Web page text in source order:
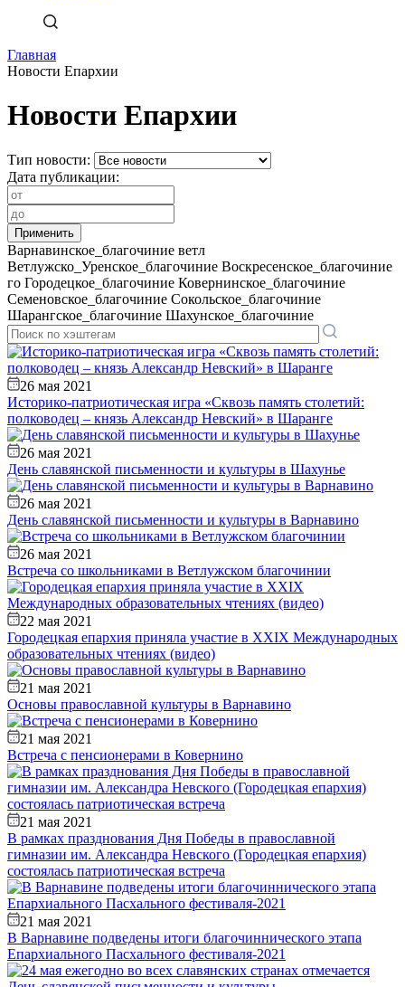
Главная
Новости Епархии
Новости Епархии
Тип новости:
Дата публикации:
Варнавинское_благочиние ветл
Ветлужско_Уренское_благочиние Воскресенское_благочиние
го Городецкое_благочиние Ковернинское_благочиние
Семеновское_благочиние Сокольское_благочиние
Шарангское_благочиние Шахунское_благочиние
26 мая 2021
Историко-патриотическая игра «Сквозь память столетий:
полководец – князь Александр Невский» в Шаранге
26 мая 2021
День славянской письменности и культуры в Шахунье
26 мая 2021
День славянской письменности и культуры в Варнавино
26 мая 2021
Встреча со школьниками в Ветлужском благочинии
22 мая 2021
Городецкая епархия приняла участие в XXIX Международных
образовательных чтениях (видео)
21 мая 2021
Основы православной культуры в Варнавино
21 мая 2021
Встреча с пенсионерами в Ковернино
21 мая 2021
В рамках празднования Дня Победы в православной
гимназии им. Александра Невского (Городецкая епархия)
состоялась патриотическая встреча
21 мая 2021
В Варнавине подведены итоги благочиннического этапа
Епархиального Пасхального фестиваля-2021